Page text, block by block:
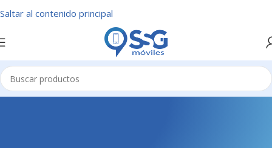
Saltar al contenido principal